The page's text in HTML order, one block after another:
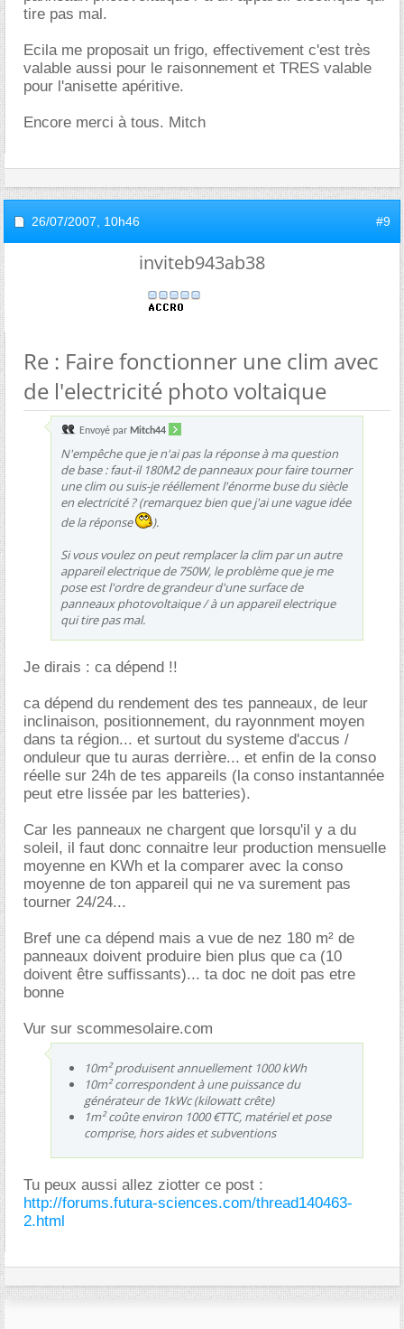
tire pas mal.
Ecila me proposait un frigo, effectivement c'est très
valable aussi pour le raisonnement et TRES valable
pour l'anisette apéritive.
Encore merci à tous. Mitch
26/07/2007, 10h46 #9
inviteb943ab38
Re : Faire fonctionner une clim avec
de l'electricité photo voltaique
Envoyé par Mitch44
N'empêche que je n'ai pas la réponse à ma question
de base : faut-il 180M2 de panneaux pour faire tourner
une clim ou suis-je rééllement l'énorme buse du siècle
en electricité ? (remarquez bien que j'ai une vague idée
de la réponse
).
Si vous voulez on peut remplacer la clim par un autre
appareil electrique de 750W, le problème que je me
pose est l'ordre de grandeur d'une surface de
panneaux photovoltaique / à un appareil electrique
qui tire pas mal.
Je dirais : ca dépend !!
ca dépend du rendement des tes panneaux, de leur
inclinaison, positionnement, du rayonnment moyen
dans ta région... et surtout du systeme d'accus /
onduleur que tu auras derrière... et enfin de la conso
réelle sur 24h de tes appareils (la conso instantannée
peut etre lissée par les batteries).
Car les panneaux ne chargent que lorsqu'il y a du
soleil, il faut donc connaitre leur production mensuelle
moyenne en KWh et la comparer avec la conso
moyenne de ton appareil qui ne va surement pas
tourner 24/24...
Bref une ca dépend mais a vue de nez 180 m² de
panneaux doivent produire bien plus que ca (10
doivent être suffissants)... ta doc ne doit pas etre
bonne
Vur sur scommesolaire.com
10m² produisent annuellement 1000 kWh
10m² correspondent à une puissance du
générateur de 1kWc (kilowatt crête)
1m² coûte environ 1000 €TTC, matériel et pose
comprise, hors aides et subventions
Tu peux aussi allez ziotter ce post :
http://forums.futura-sciences.com/thread140463-
2.html